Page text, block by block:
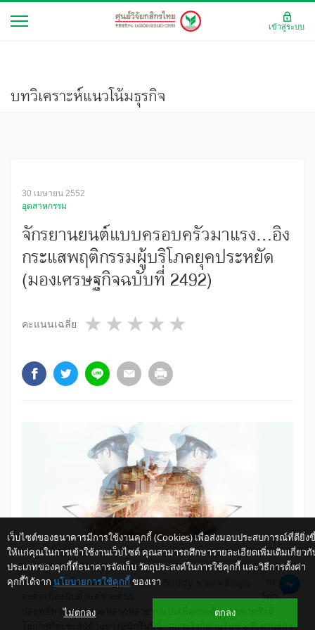
บทวิเคราะห์แนวโน้มธุรกิจ
30 เมษายน 2552
อุตสาหกรรม
จักรยานยนต์แบบครอบครัวมาแรง...อิง
กระแสพฤติกรรมผู้บริโภคยุคประหยัด
(มองเศรษฐกิจฉบับที่ 2492)
คะแนนเฉลี่ย 4 stars
3 stars
2 stars
1 star
จากสถานการณ์ปัจจุบันที่เศรษฐกิจเผชิญปัจจัยลบรุมเร้าในหลายด้าน
ส่งผลกระทบโดยตรงต่อยอดขายรถจักรยานยนต์ในประเทศซึ่งหดตัว
ลงต่อเนื่องนับตั้งแต่ช่วงต้นปี 2552 ทำให้ค่ายรถจักรยานยนต์ต่างใช้
กลยุทธ์ทางการตลาดหลากหลายรูปแบบเพื่อกระตุ้นยอดขายซึ่งมี
โอกาสที่จะชะลอตัวอย่างหนักในปีนี้ อย่างไรก็ตามในช่วงที่เศรษฐกิจ
เว็บไซต์ของธนาคารมีการใช้งานคุกกี้ (Cookies) เพื่อส่งมอบประสบการณ์ที่ดียิ่ง
ให้แก่คุณในการเข้าใช้งานเว็บไซต์ คุณสามารถศึกษารายละเอียดเพิ่มเติมเกี่ยวกั
ประเภทของคุกกี้ที่ธนาคารจัดเก็บ วัตถุประสงค์ในการใช้คุกกี้ และวิธีการตั้งค่า
คุกกี้ได้จาก นโยบายการใช้คุกกี้ ของเรา
ไม่ตกลง ตกลง
เข้าสู่ระบบ
ให้ K-Buddy ช่วยเหลือคุณ